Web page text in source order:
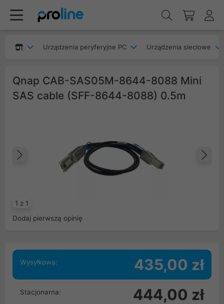
Urządzenia peryferyjne PC Urządzenia sieciowe
Qnap CAB-SAS05M-8644-8088 Mini
SAS cable (SFF-8644-8088) 0.5m
1 z 1
Poprzedni
Dodaj pierwszą opinię
Wysyłkowa: 435,00 zł
Stacjonarna: 444,00 zł